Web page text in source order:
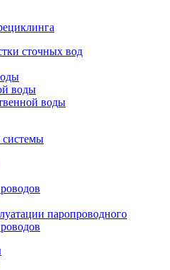
сточных вод
воды
воды
системы
паропроводного